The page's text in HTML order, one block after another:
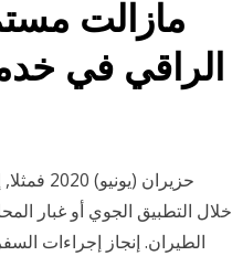
مازالت
الراقي في
خلال التطبيق الجوي أو غبار
الطيران. إنجاز إجراءات